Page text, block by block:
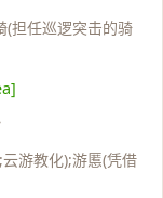
(担任巡逻突击的骑
游教化);游慝(凭借